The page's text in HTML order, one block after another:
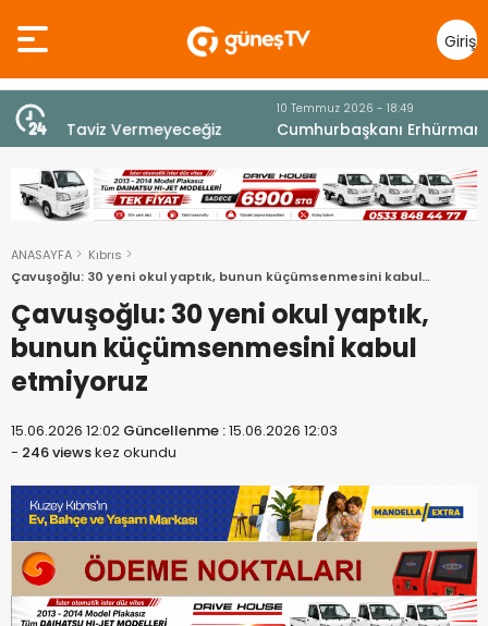
Giriş
Yap
Cumhurbaşkanı Erhürman sergi açılışında
fenalaşarak hastaneye kaldırıldı
ANASAYFA
Kıbrıs
Çavuşoğlu: 30 yeni okul yaptık, bunun küçümsenmesini kabul
Çavuşoğlu: 30 yeni okul yaptık,
bunun küçümsenmesini kabul
etmiyoruz
15.06.2026 12:02 Güncellenme :15.06.2026 12:03
- 246 viewskez okundu